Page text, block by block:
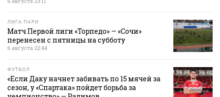
ЛИГА ПАРИ
Матч Первой лиги «Торпедо» — «Сочи»
перенесен с пятницы на субботу
6 августа 22:44
ФУТБОЛ
«Если Даку начнет забивать по 15 мячей за
сезон, у «Спартака» пойдет борьба за